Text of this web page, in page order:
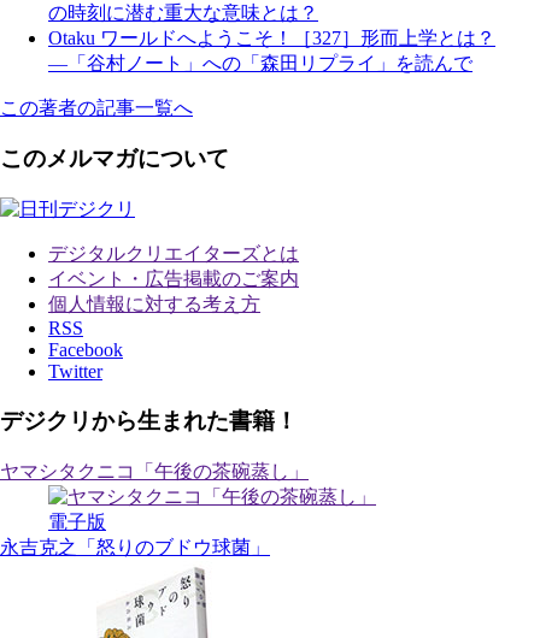
の時刻に潜む重大な意味とは？
Otaku ワールドへようこそ！［327］形而上学とは？
―「谷村ノート」への「森田リプライ」を読んで
この著者の記事一覧へ
このメルマガについて
デジタルクリエイターズとは
イベント・広告掲載のご案内
個人情報に対する考え方
RSS
Facebook
Twitter
デジクリから生まれた書籍！
ヤマシタクニコ「午後の茶碗蒸し」
電子版
永吉克之「怒りのブドウ球菌」